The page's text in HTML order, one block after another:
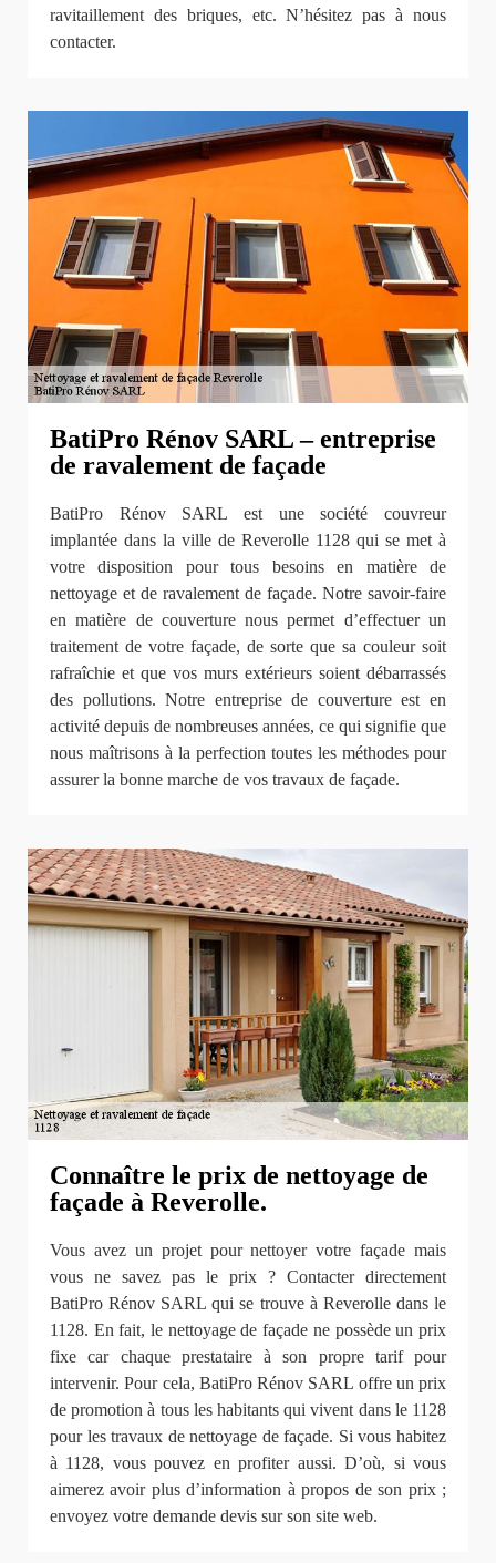
ravitaillement des briques, etc. N’hésitez pas à nous
contacter.
BatiPro Rénov SARL – entreprise
de ravalement de façade
BatiPro Rénov SARL est une société couvreur
implantée dans la ville de Reverolle 1128 qui se met à
votre disposition pour tous besoins en matière de
nettoyage et de ravalement de façade. Notre savoir-faire
en matière de couverture nous permet d’effectuer un
traitement de votre façade, de sorte que sa couleur soit
rafraîchie et que vos murs extérieurs soient débarrassés
des pollutions. Notre entreprise de couverture est en
activité depuis de nombreuses années, ce qui signifie que
nous maîtrisons à la perfection toutes les méthodes pour
assurer la bonne marche de vos travaux de façade.
Connaître le prix de nettoyage de
façade à Reverolle.
Vous avez un projet pour nettoyer votre façade mais
vous ne savez pas le prix ? Contacter directement
BatiPro Rénov SARL qui se trouve à Reverolle dans le
1128. En fait, le nettoyage de façade ne possède un prix
fixe car chaque prestataire à son propre tarif pour
intervenir. Pour cela, BatiPro Rénov SARL offre un prix
de promotion à tous les habitants qui vivent dans le 1128
pour les travaux de nettoyage de façade. Si vous habitez
à 1128, vous pouvez en profiter aussi. D’où, si vous
aimerez avoir plus d’information à propos de son prix ;
envoyez votre demande devis sur son site web.